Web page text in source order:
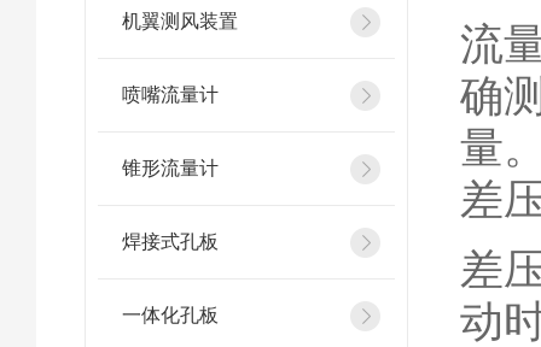
机翼测风装置
喷嘴流量计
锥形流量计
焊接式孔板
一体化孔板
流
确
量
差
差
动